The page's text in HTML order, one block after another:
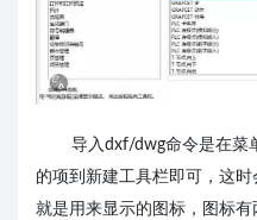
导入dxf/dwg命令是在菜
的项到新建工具栏即可，这
就是用来显示的图标，图标有